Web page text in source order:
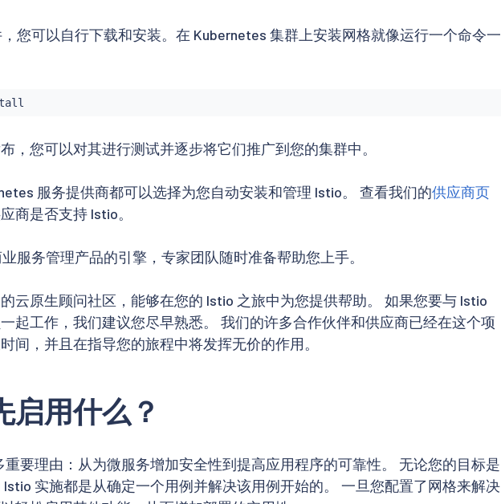
您可以自行下载和安装。在 Kubernetes 集群上安装网格就像运行一个命令一
，您可以对其进行测试并逐步将它们推广到您的集群中。
服务提供商都可以选择为您自动安装和管理 Istio。 查看我们的供应商页
商是否支持 Istio。
服务管理产品的引擎，专家团队随时准备帮助您上手。
云原生顾问社区，能够在您的 Istio 之旅中为您提供帮助。 如果您要与 Istio
起工作，我们建议您尽早熟悉。 我们的许多合作伙伴和供应商已经在这个项
间，并且在指导您的旅程中将发挥无价的作用。
启用什么？
重要理由：从为微服务增加安全性到提高应用程序的可靠性。 无论您的目标是
实施都是从确定一个用例并解决该用例开始的。 一旦您配置了网格来解决